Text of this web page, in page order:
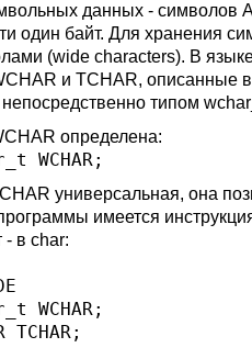
данных - символов
один байт. Для хранения
(wide characters). В
и TCHAR, описанные
непосредственно типом
определена:
WCHAR;
универсальная, она
имеется
- в char:
WCHAR;
TCHAR;